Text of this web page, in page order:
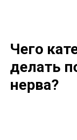
Чего
делать
нерва?